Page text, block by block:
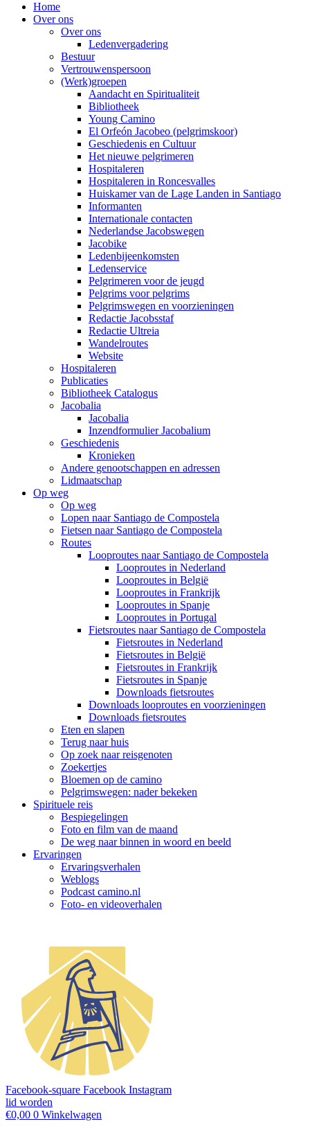
Home
Over ons
Over ons
Ledenvergadering
Bestuur
Vertrouwenspersoon
(Werk)groepen
Aandacht en Spiritualiteit
Bibliotheek
Young Camino
El Orfeón Jacobeo (pelgrimskoor)
Geschiedenis en Cultuur
Het nieuwe pelgrimeren
Hospitaleren
Hospitaleren in Roncesvalles
Huiskamer van de Lage Landen in Santiago
Informanten
Internationale contacten
Nederlandse Jacobswegen
Jacobike
Ledenbijeenkomsten
Ledenservice
Pelgrimeren voor de jeugd
Pelgrims voor pelgrims
Pelgrimswegen en voorzieningen
Redactie Jacobsstaf
Redactie Ultreia
Wandelroutes
Website
Hospitaleren
Publicaties
Bibliotheek Catalogus
Jacobalia
Jacobalia
Inzendformulier Jacobalium
Geschiedenis
Kronieken
Andere genootschappen en adressen
Lidmaatschap
Op weg
Op weg
Lopen naar Santiago de Compostela
Fietsen naar Santiago de Compostela
Routes
Looproutes naar Santiago de Compostela
Looproutes in Nederland
Looproutes in België
Looproutes in Frankrijk
Looproutes in Spanje
Looproutes in Portugal
Fietsroutes naar Santiago de Compostela
Fietsroutes in Nederland
Fietsroutes in België
Fietsroutes in Frankrijk
Fietsroutes in Spanje
Downloads fietsroutes
Downloads looproutes en voorzieningen
Downloads fietsroutes
Eten en slapen
Terug naar huis
Op zoek naar reisgenoten
Zoekertjes
Bloemen op de camino
Pelgrimswegen: nader bekeken
Spirituele reis
Bespiegelingen
Foto en film van de maand
De weg naar binnen in woord en beeld
Ervaringen
Ervaringsverhalen
Weblogs
Podcast camino.nl
Foto- en videoverhalen
Facebook-square Facebook Instagram
lid worden
€0,00 0 Winkelwagen